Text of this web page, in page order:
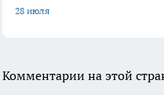
28 июля
Комментарии на этой